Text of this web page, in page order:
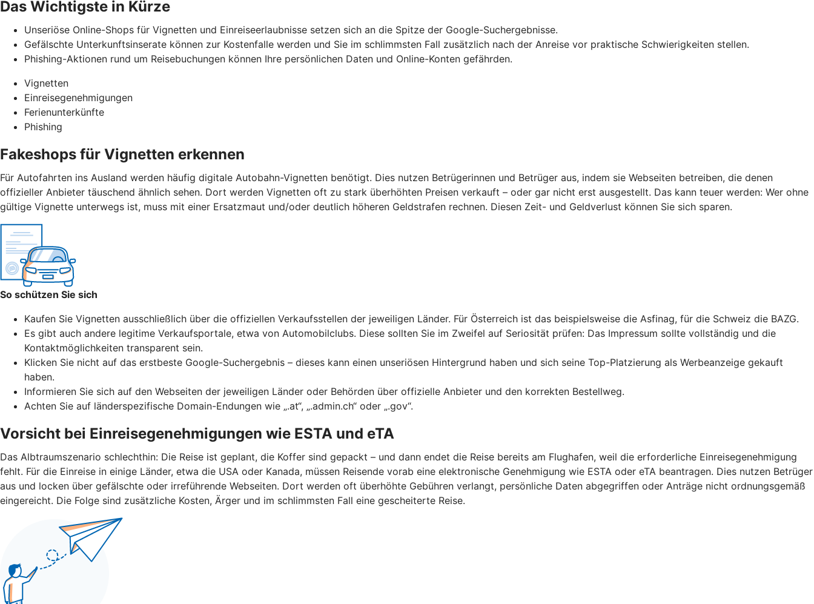
Das Wichtigste in Kürze
Unseriöse Online-Shops für Vignetten und Einreiseerlaubnisse setzen sich an die Spitze der Google-Suchergebnisse.
Gefälschte Unterkunftsinserate können zur Kostenfalle werden und Sie im schlimmsten Fall zusätzlich nach der Anreise vor praktische Schwierigkeiten stellen.
Phishing-Aktionen rund um Reisebuchungen können Ihre persönlichen Daten und Online-Konten gefährden.
Vignetten
Einreisegenehmigungen
Ferienunterkünfte
Phishing
Fakeshops für Vignetten erkennen
Für Autofahrten ins Ausland werden häufig digitale Autobahn-Vignetten benötigt. Dies nutzen Betrügerinnen und Betrüger aus, indem sie Webseiten betreiben, die denen
offizieller Anbieter täuschend ähnlich sehen. Dort werden Vignetten oft zu stark überhöhten Preisen verkauft – oder gar nicht erst ausgestellt. Das kann teuer werden: Wer ohne
gültige Vignette unterwegs ist, muss mit einer Ersatzmaut und/oder deutlich höheren Geldstrafen rechnen. Diesen Zeit- und Geldverlust können Sie sich sparen.
So schützen Sie sich
Kaufen Sie Vignetten ausschließlich über die offiziellen Verkaufsstellen der jeweiligen Länder. Für Österreich ist das beispielsweise die Asfinag, für die Schweiz die BAZG.
Es gibt auch andere legitime Verkaufsportale, etwa von Automobilclubs. Diese sollten Sie im Zweifel auf Seriosität prüfen: Das Impressum sollte vollständig und die
Kontaktmöglichkeiten transparent sein.
Klicken Sie nicht auf das erstbeste Google-Suchergebnis – dieses kann einen unseriösen Hintergrund haben und sich seine Top-Platzierung als Werbeanzeige gekauft
haben.
Informieren Sie sich auf den Webseiten der jeweiligen Länder oder Behörden über offizielle Anbieter und den korrekten Bestellweg.
Achten Sie auf länderspezifische Domain-Endungen wie „.at“, „.admin.ch“ oder „.gov“.
Vorsicht bei Einreisegenehmigungen wie ESTA und eTA
Das Albtraumszenario schlechthin: Die Reise ist geplant, die Koffer sind gepackt – und dann endet die Reise bereits am Flughafen, weil die erforderliche Einreisegenehmigung
fehlt. Für die Einreise in einige Länder, etwa die USA oder Kanada, müssen Reisende vorab eine elektronische Genehmigung wie ESTA oder eTA beantragen. Dies nutzen Betrüger
aus und locken über gefälschte oder irreführende Webseiten. Dort werden oft überhöhte Gebühren verlangt, persönliche Daten abgegriffen oder Anträge nicht ordnungsgemäß
eingereicht. Die Folge sind zusätzliche Kosten, Ärger und im schlimmsten Fall eine gescheiterte Reise.